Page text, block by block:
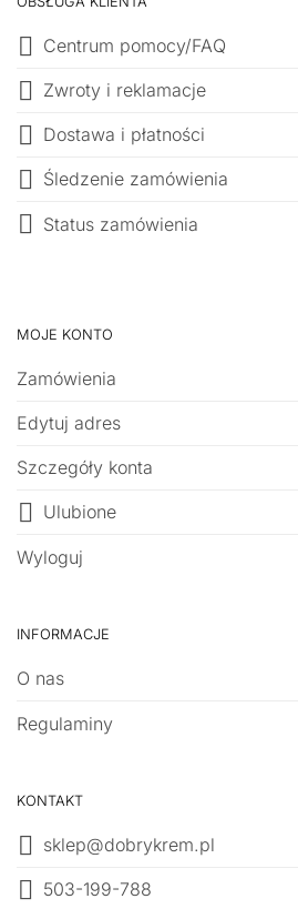
Centrum pomocy/FAQ
Zwroty i reklamacje
Dostawa i płatności
Śledzenie zamówienia
Status zamówienia
MOJE KONTO
Zamówienia
Edytuj adres
Szczegóły konta
Ulubione
Wyloguj
INFORMACJE
O nas
Regulaminy
KONTAKT
sklep@dobrykrem.pl
503-199-788